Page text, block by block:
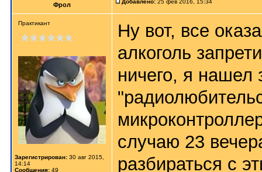
Фрол Добавлено: 25 фев 2016, 15:34
Практикант
Зарегистрирован: 30 авг 2015,
14:14
Сообщения: 49
Ну вот, все
алкоголь
ничего, я нашел
случаю 23
разбираться с